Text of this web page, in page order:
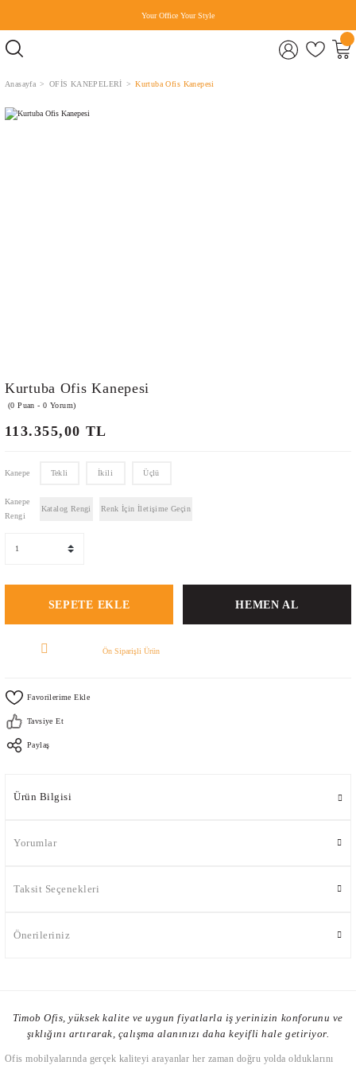
Your Office Your Style
Anasayfa OFİS KANEPELERİ Kurtuba Ofis Kanepesi
Kurtuba Ofis Kanepesi
(0 Puan - 0 Yorum)
113.355,00 TL
Kanepe Tekli İkili Üçlü
Kanepe
Rengi
Katalog Rengi Renk İçin İletişime Geçin
SEPETE EKLE HEMEN AL
Ön Siparişli Ürün
Tavsiye Et
Paylaş
Ürün Bilgisi
Yorumlar
Taksit Seçenekleri
Önerileriniz
Timob Ofis, yüksek kalite ve uygun fiyatlarla iş yerinizin konforunu ve
şıklığını artırarak, çalışma alanınızı daha keyifli hale getiriyor.
Ofis mobilyalarında gerçek kaliteyi arayanlar her zaman doğru yolda olduklarını